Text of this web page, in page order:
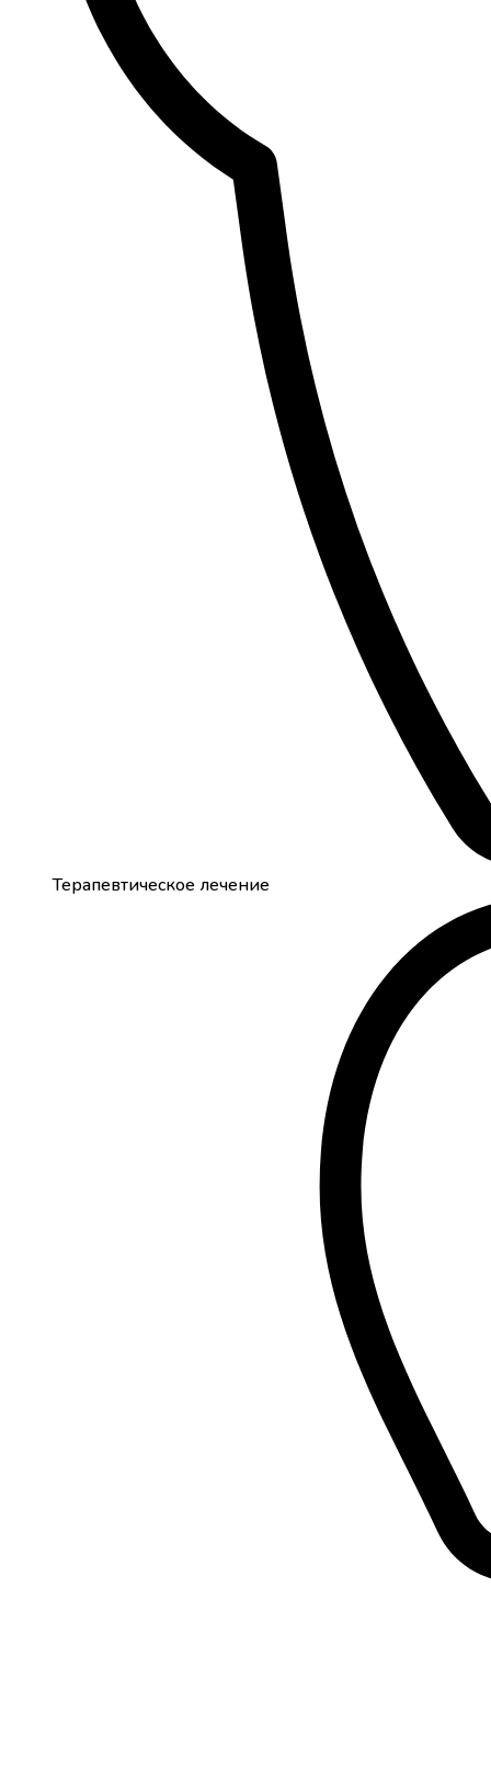
Терапевтическое лечение